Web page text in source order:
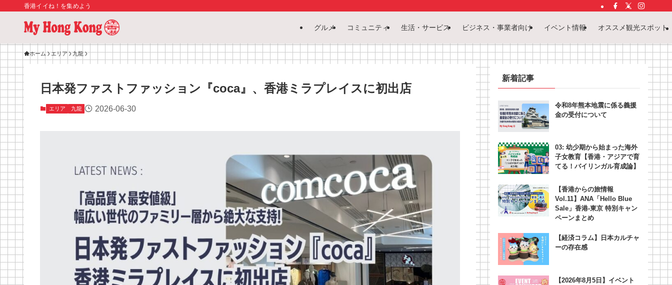
香港イイね！を集めよう
グルメ コミュニティ 生活・サービス ビジネス・事業者向け イベント情報 オススメ観光スポット
ホーム エリア 九龍
日本発ファストファッション『coca』、香港ミラプレイスに初出店
エリア 九龍 2026-06-30
新着記事
令和8年熊本地震に係る義援
金の受付について
03: 幼少期から始まった海外
子女教育【香港・アジアで育
てる！バイリンガル育成論】
【香港からの旅情報
Vol.11】ANA「Hello Blue
Sale」香港‐東京 特別キャン
ペーンまとめ
【経済コラム】日本カルチャ
ーの存在感
【2026年8月5日】イベント